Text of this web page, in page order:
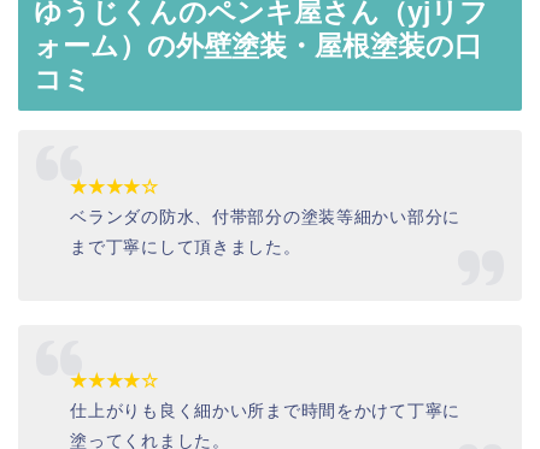
ゆうじくんのペンキ屋さん（yjリフ
ォーム）の外壁塗装・屋根塗装の口
コミ
★★★★☆
ベランダの防水、付帯部分の塗装等細かい部分に
まで丁寧にして頂きました。
★★★★☆
仕上がりも良く細かい所まで時間をかけて丁寧に
塗ってくれました。